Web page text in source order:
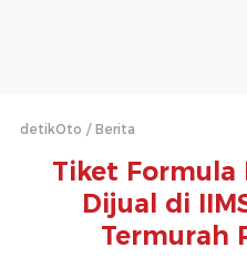
detikOto Berita
Tiket Formula
Dijual di
Termurah